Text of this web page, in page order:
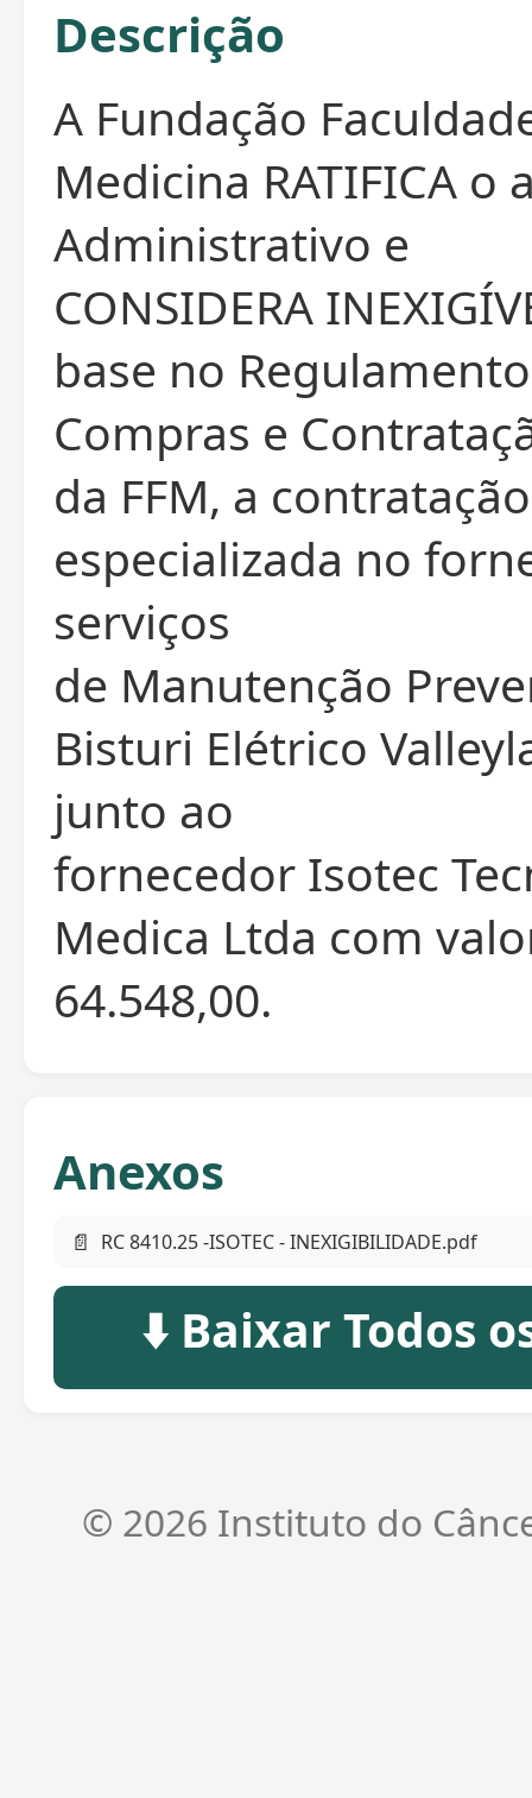
Descrição
A Fundação
Medicina RATIFICA o
Administrativo e
CONSIDERA
base no
Compras e
da FFM, a
especializada no
serviços
de Manutenção
Bisturi Elétrico
junto ao
fornecedor Isotec
Medica Ltda com
64.548,00.
Anexos
📄 RC 8410.25 -ISOTEC - INEXIGIBILIDADE.pdf
⬇️ Baixar Todos
© 2026 Instituto do